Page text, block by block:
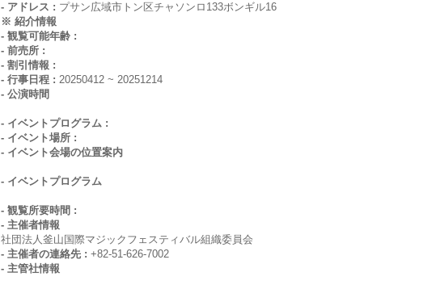
- アドレス : プサン広域市トン区チャソンロ133ボンギル16
※ 紹介情報
- 観覧可能年齢 :
- 前売所 :
- 割引情報 :
- 行事日程 : 20250412 ~ 20251214
- 公演時間
- イベントプログラム :
- イベント場所 :
- イベント会場の位置案内
- イベントプログラム
- 観覧所要時間 :
- 主催者情報
社団法人釜山国際マジックフェスティバル組織委員会
- 主催者の連絡先 : +82-51-626-7002
- 主管社情報